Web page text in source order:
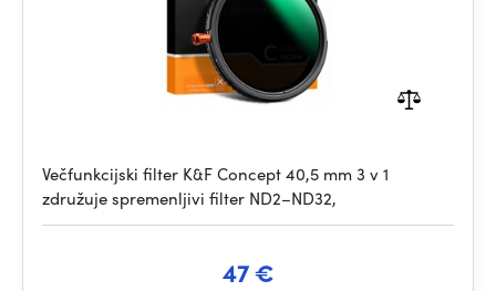
Večfunkcijski filter K&F Concept 40,5 mm 3 v 1
združuje spremenljivi filter ND2–ND32,
47 €